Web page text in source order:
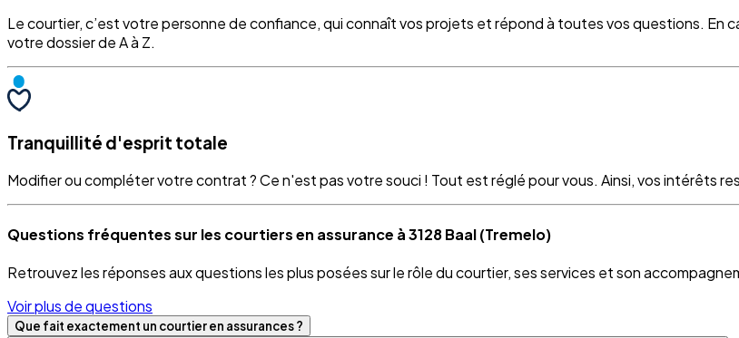
Le courtier, c’est votre personne de confiance, qui connaît vos projets et répond à toutes vos questions. En
votre dossier de A à Z.
Tranquillité d'esprit totale
Modifier ou compléter votre contrat ? Ce n'est pas votre souci ! Tout est réglé pour vous. Ainsi, vos intérêts
Questions fréquentes sur les courtiers en assurance à 3128 Baal (Tremelo)
Retrouvez les réponses aux questions les plus posées sur le rôle du courtier, ses services et son
Voir plus de questions
Que fait exactement un courtier en assurances ?